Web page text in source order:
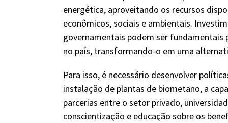
energética, aproveitando os recursos
econômicos, sociais e ambientais.
governamentais podem ser fundamentais
no país, transformando-o em uma
Para isso, é necessário desenvolver
instalação de plantas de biometano, a
parcerias entre o setor privado,
conscientização e educação sobre os